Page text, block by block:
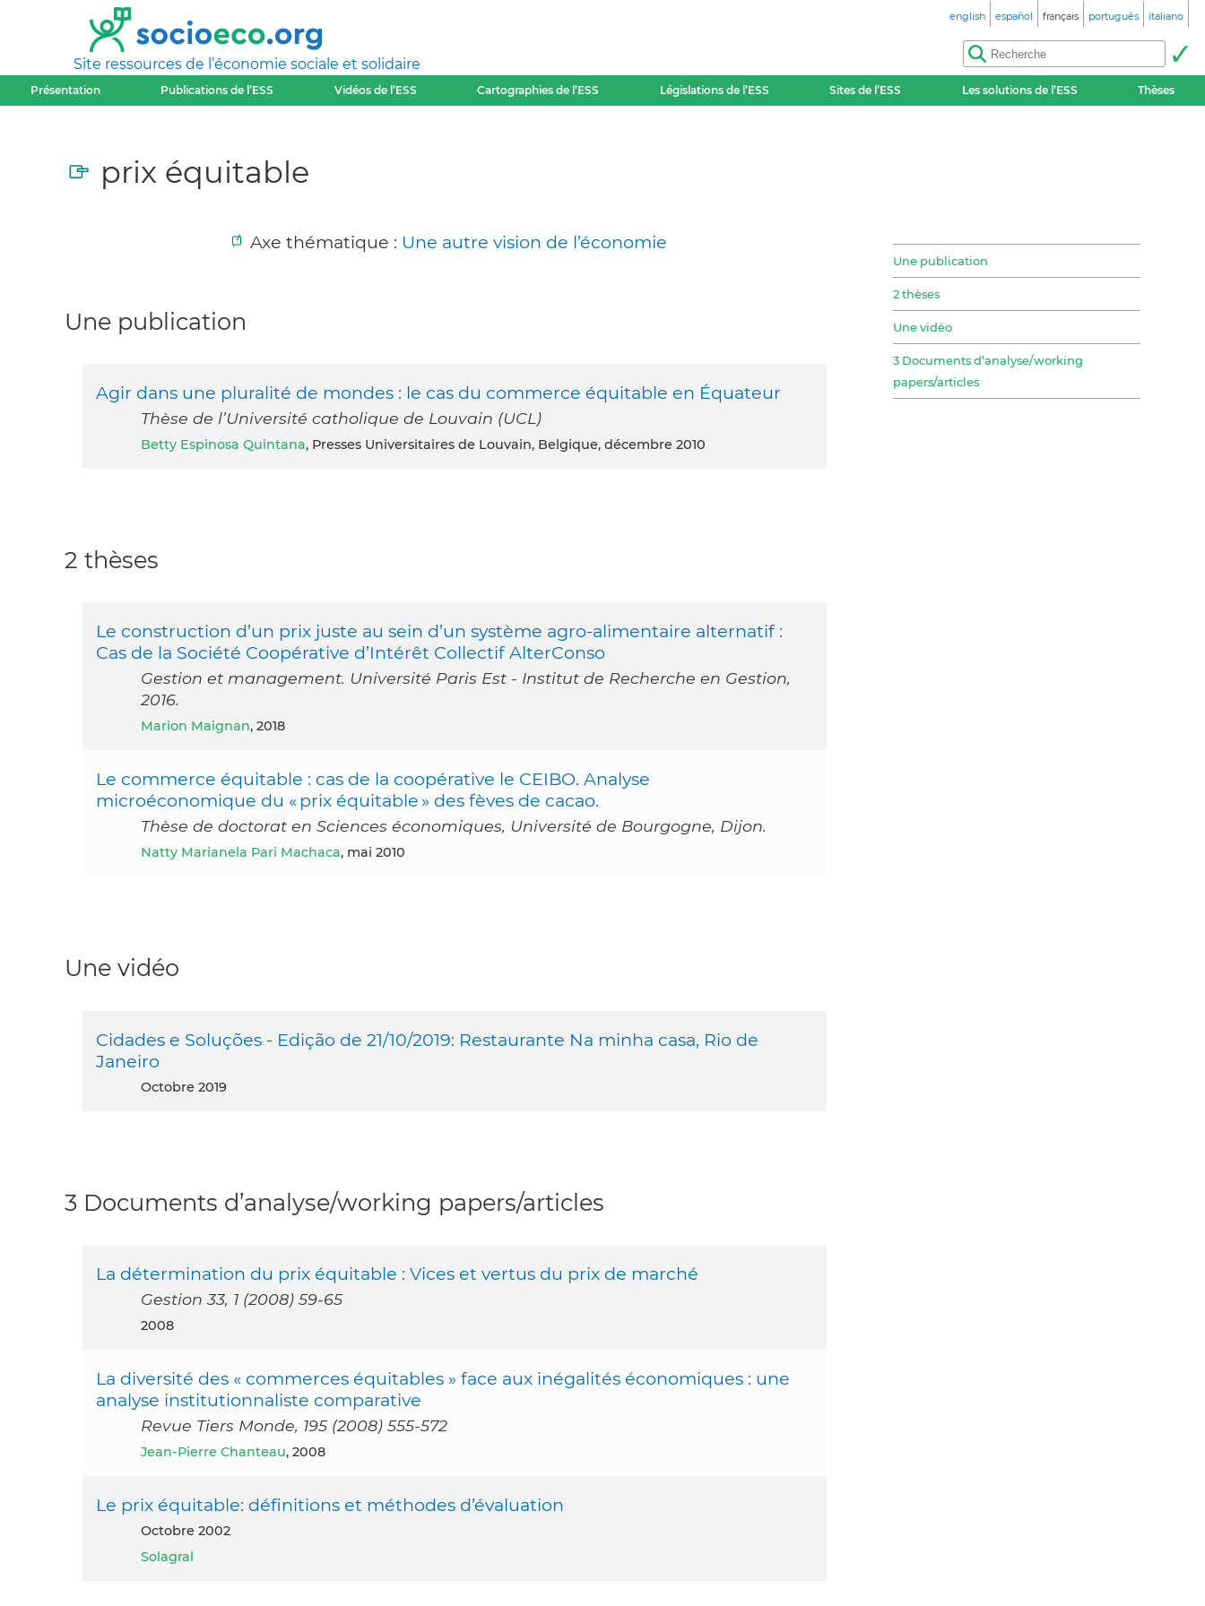
Site ressources de l’économie sociale et solidaire
english español français português italiano
Présentation Publications de l’ESS Vidéos de l’ESS Cartographies de l’ESS Législations de l’ESS Sites de l’ESS Les solutions de l’ESS Thèses
prix équitable
Axe thématique : Une autre vision de l’économie
Une publication
2 thèses
Une vidéo
3 Documents d’analyse/working
papers/articles
Une publication
Agir dans une pluralité de mondes : le cas du commerce équitable en Équateur
Thèse de l’Université catholique de Louvain (UCL)
Betty Espinosa Quintana, Presses Universitaires de Louvain, Belgique, décembre 2010
2 thèses
Le construction d’un prix juste au sein d’un système agro-alimentaire alternatif :
Cas de la Société Coopérative d’Intérêt Collectif AlterConso
Gestion et management. Université Paris Est - Institut de Recherche en Gestion,
2016.
Marion Maignan, 2018
Le commerce équitable : cas de la coopérative le CEIBO. Analyse
microéconomique du « prix équitable » des fèves de cacao.
Thèse de doctorat en Sciences économiques, Université de Bourgogne, Dijon.
Natty Marianela Pari Machaca, mai 2010
Une vidéo
Cidades e Soluções - Edição de 21/10/2019: Restaurante Na minha casa, Rio de
Janeiro
octobre 2019
3 Documents d’analyse/working papers/articles
La détermination du prix équitable : Vices et vertus du prix de marché
Gestion 33, 1 (2008) 59-65
2008
La diversité des « commerces équitables » face aux inégalités économiques : une
analyse institutionnaliste comparative
Revue Tiers Monde, 195 (2008) 555-572
Jean-Pierre Chanteau, 2008
Le prix équitable: définitions et méthodes d’évaluation
octobre 2002
Solagral